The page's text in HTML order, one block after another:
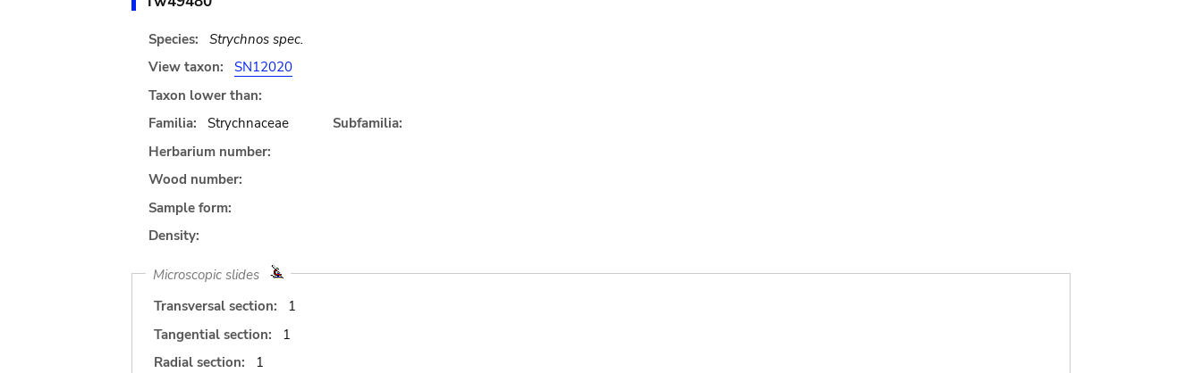
Species:
Strychnos spec.
View taxon:
SN12020
Taxon lower than:
Familia:
Strychnaceae
Subfamilia:
Herbarium number:
Wood number:
Sample form:
Density:
Microscopic slides
Transversal section:
1
Tangential section:
1
Radial section:
1